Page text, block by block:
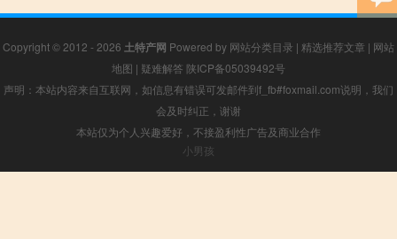
Copyright © 2012 - 2026 土特产网 Powered by 网站分类目录 | 精选推荐文章 | 网站
地图 | 疑难解答 陕ICP备05039492号
声明：本站内容来自互联网，如信息有错误可发邮件到f_fb#foxmail.com说明，我们
会及时纠正，谢谢
本站仅为个人兴趣爱好，不接盈利性广告及商业合作
小男孩